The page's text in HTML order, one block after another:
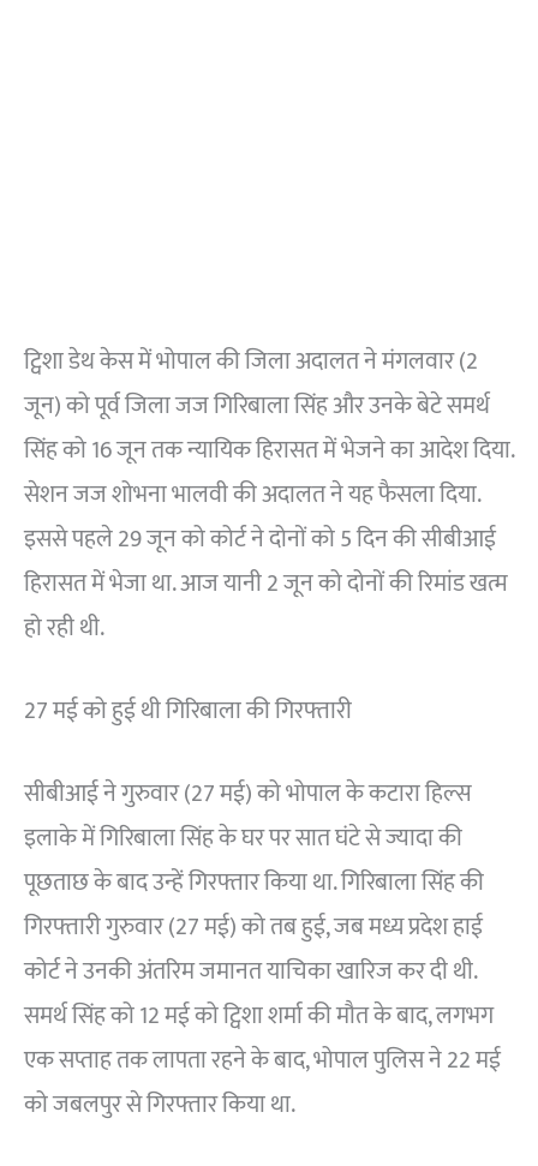
ट्विशा डेथ केस में भोपाल की जिला अदालत ने मंगलवार (2
जून) को पूर्व जिला जज गिरिबाला सिंह और उनके बेटे समर्थ
सिंह को 16 जून तक न्यायिक हिरासत में भेजने का आदेश दिया.
सेशन जज शोभना भालवी की अदालत ने यह फैसला दिया.
इससे पहले 29 जून को कोर्ट ने दोनों को 5 दिन की सीबीआई
हिरासत में भेजा था. आज यानी 2 जून को दोनों की रिमांड खत्म
हो रही थी.
27 मई को हुई थी गिरिबाला की गिरफ्तारी
सीबीआई ने गुरुवार (27 मई) को भोपाल के कटारा हिल्स
इलाके में गिरिबाला सिंह के घर पर सात घंटे से ज्यादा की
पूछताछ के बाद उन्हें गिरफ्तार किया था. गिरिबाला सिंह की
गिरफ्तारी गुरुवार (27 मई) को तब हुई, जब मध्य प्रदेश हाई
कोर्ट ने उनकी अंतरिम जमानत याचिका खारिज कर दी थी.
समर्थ सिंह को 12 मई को ट्विशा शर्मा की मौत के बाद, लगभग
एक सप्ताह तक लापता रहने के बाद, भोपाल पुलिस ने 22 मई
को जबलपुर से गिरफ्तार किया था.